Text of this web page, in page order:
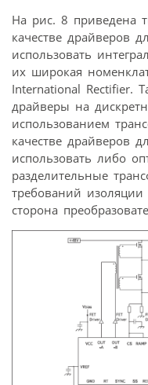
На рис. 8 приведена
качестве драйверов
использовать
их широкая
International Rectifier.
драйверы на
использованием
качестве драйверов
использовать либо
разделительные
требований
сторона